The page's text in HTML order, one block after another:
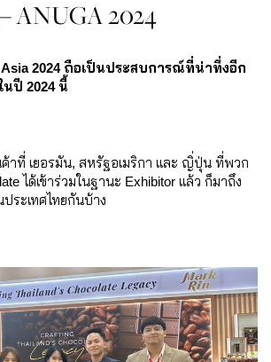
ANUGA 2024
Asia 2024 ถือเป็นประสบการณ์ที่น่าทึ่งอีก
นปี 2024 นี้
าที่ เยอรมัน, สหรัฐอเมริกา และ ญิ่ปุ่น ที่พวก
ได้เข้าร่วมในฐานะ Exhibitor แล้ว ก็มาถึง
ระเทศไทยกันบ้าง